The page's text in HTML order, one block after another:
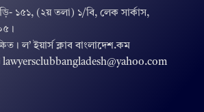
১৫১, (২য় তলা) ১/বি, লেক সার্কাস,
। ল’ ইয়ার্স ক্লাব বাংলাদেশ.কম
lawyersclubbangladesh@yahoo.com